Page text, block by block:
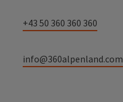
+43 50 360 360 360
info@360alpenland.com